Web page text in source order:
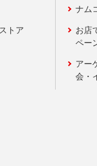
トア
ナム
お店
ペー
アー
会・